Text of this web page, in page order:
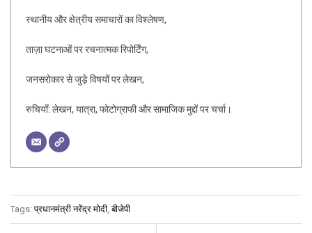
स्थानीय और क्षेत्रीय समाचारों का विश्लेषण,
ताज़ा घटनाओं पर रचनात्मक रिपोर्टिंग,
जनसरोकार से जुड़े विषयों पर लेखन,
रुचियाँ: लेखन, यात्रा, फोटोग्राफी और सामाजिक मुद्दों पर चर्चा।
Tags:प्रधानमंत्री नरेंद्र मोदी ,बीजेपी